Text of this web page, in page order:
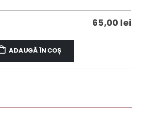
65,00 lei
ADAUGĂ ÎN COȘ